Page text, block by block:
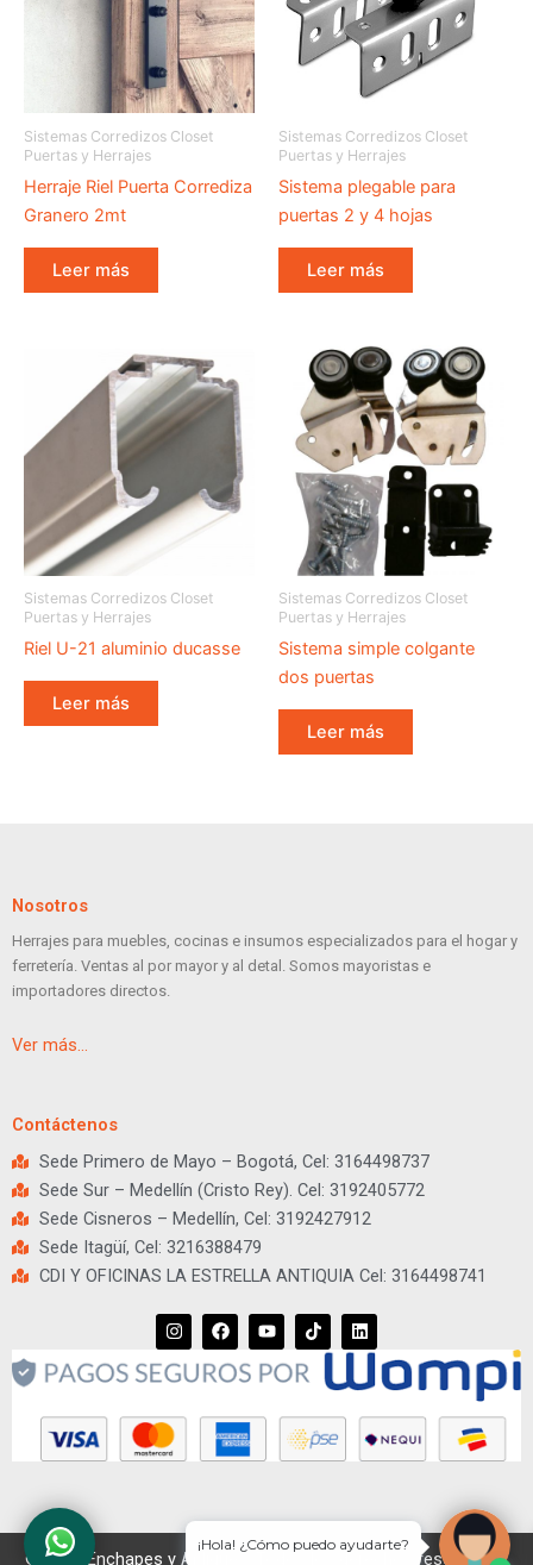
Sistemas Corredizos Closet
Puertas y Herrajes
Herraje Riel Puerta Corrediza
Granero 2mt
Leer más
Sistemas Corredizos Closet
Puertas y Herrajes
Sistema plegable para
puertas 2 y 4 hojas
Leer más
Sistemas Corredizos Closet
Puertas y Herrajes
Riel U-21 aluminio ducasse
Leer más
Sistemas Corredizos Closet
Puertas y Herrajes
Sistema simple colgante
dos puertas
Leer más
Nosotros
Herrajes para muebles, cocinas e insumos especializados para el hogar y
ferretería. Ventas al por mayor y al detal. Somos mayoristas e
importadores directos.
Ver más…
Contáctenos
Sede Primero de Mayo – Bogotá, Cel: 3164498737
Sede Sur – Medellín (Cristo Rey). Cel: 3192405772
Sede Cisneros – Medellín, Cel: 3192427912
Sede Itagüí, Cel: 3216388479
CDI Y OFICINAS LA ESTRELLA ANTIQUIA Cel: 3164498741
I
n
s
t
g
r
a
m
F
a
c
e
o
o
k
Y
o
u
t
T
i
k
k
L
i
n
e
d
n
© 2026 Enchapes y Apliques. Todos los derechos reservados.
¡Hola! ¿Cómo puedo ayudarte?